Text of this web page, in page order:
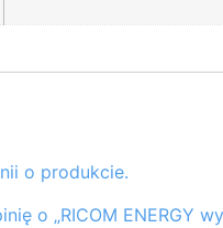
o produkcie.
o „RICOM ENERGY